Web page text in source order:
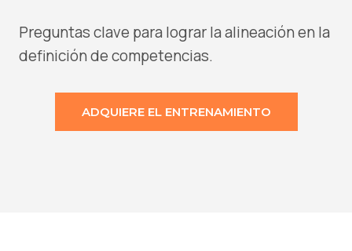
Preguntas clave para lograr la alineación en la
definición de competencias.
ADQUIERE EL ENTRENAMIENTO